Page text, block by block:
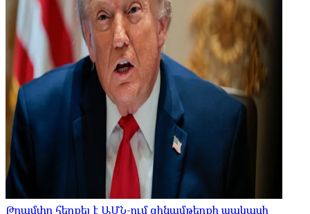
Թրամփը հերքել է ԱՄՆ-ում զինամթերքի պակասի